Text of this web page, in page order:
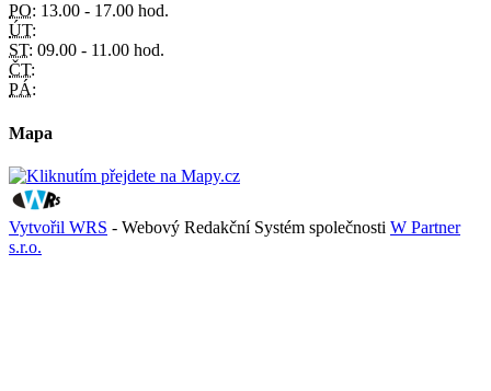
PO: 13.00 - 17.00 hod.
ÚT:
ST: 09.00 - 11.00 hod.
ČT:
PÁ:
Mapa
Vytvořil WRS - Webový Redakční Systém společnosti W Partner
s.r.o.